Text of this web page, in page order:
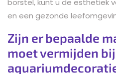
en een gezonde
Zijn er bepaalde
moet vermijden